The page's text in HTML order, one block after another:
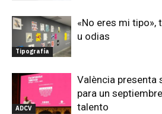
Tipografía
«No eres mi
u odias
ADCV
València presenta
para un
talento